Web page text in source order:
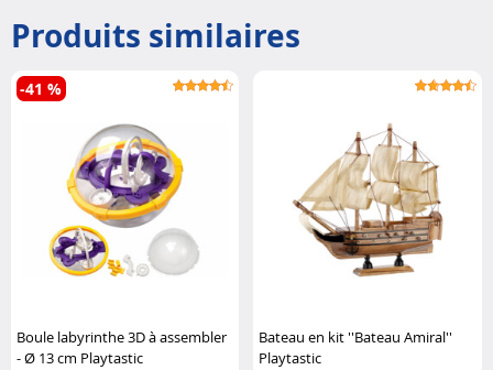
Produits similaires
Boule labyrinthe 3D à assembler
- Ø 13 cm Playtastic
-41 %
Bateau en kit ''Bateau Amiral''
Playtastic